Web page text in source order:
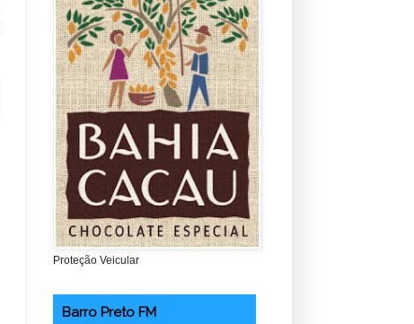
Proteção Veicular
Barro Preto FM